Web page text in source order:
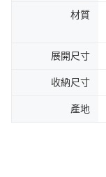
材質
展開尺寸
收納尺寸
產地